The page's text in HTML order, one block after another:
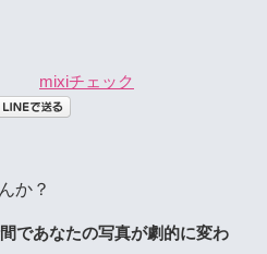
mixiチェック
か？
であなたの写真が劇的に変わ